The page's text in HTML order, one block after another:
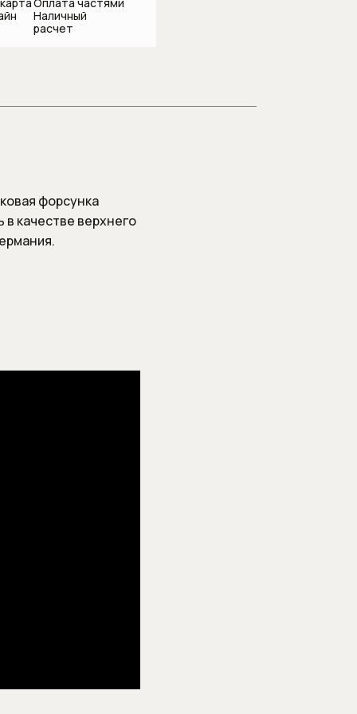
Наличный
расчет
форсунка
качестве верхнего